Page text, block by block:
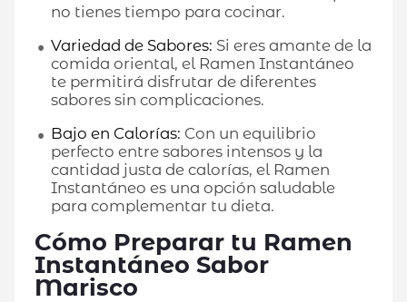
no tienes tiempo para cocinar.
Variedad de Sabores: Si eres amante de la
comida oriental, el Ramen Instantáneo
te permitirá disfrutar de diferentes
sabores sin complicaciones.
Bajo en Calorías: Con un equilibrio
perfecto entre sabores intensos y la
cantidad justa de calorías, el Ramen
Instantáneo es una opción saludable
para complementar tu dieta.
Cómo Preparar tu Ramen
Instantáneo Sabor
Marisco